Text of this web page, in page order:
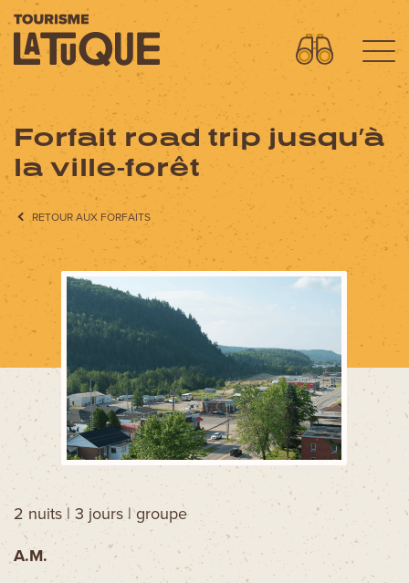
Menu
L'aventure commence ici
OÙ DORMIR?
QUOI FAIRE?
AVENTURES
FORFAITS SPECTACLES
CIRCUITS MOTO
Découvrez aussi
Circuits moto
Forfaits spectacles
Cartes et brochures
Accueil de groupe
La Tuque et ses régions
Forfait road trip jusqu’à
la ville-forêt
RETOUR AUX FORFAITS
2 nuits | 3 jours | groupe
A.M.